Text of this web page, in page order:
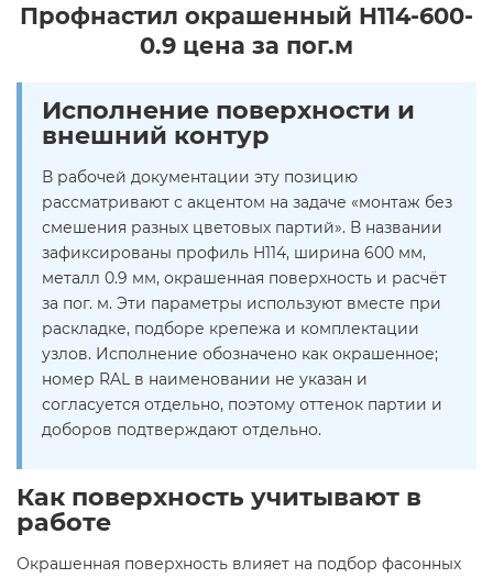
Профнастил окрашенный H114-600-
0.9 цена за пог.м
Исполнение поверхности и
внешний контур
В рабочей документации эту позицию
рассматривают с акцентом на задаче «монтаж без
смешения разных цветовых партий». В названии
зафиксированы профиль H114, ширина 600 мм,
металл 0.9 мм, окрашенная поверхность и расчёт
за пог. м. Эти параметры используют вместе при
раскладке, подборе крепежа и комплектации
узлов. Исполнение обозначено как окрашенное;
номер RAL в наименовании не указан и
согласуется отдельно, поэтому оттенок партии и
доборов подтверждают отдельно.
Как поверхность учитывают в
работе
Окрашенная поверхность влияет на подбор фасонных